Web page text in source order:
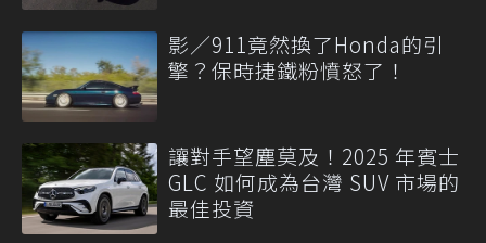
影／911竟然換了Honda的引
擎？保時捷鐵粉憤怒了！
讓對手望塵莫及！2025 年賓士
GLC 如何成為台灣 SUV 市場的
最佳投資